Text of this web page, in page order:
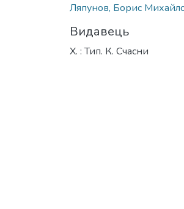
Ляпунов, Борис
Видавець
Х. : Тип. К. Счасни